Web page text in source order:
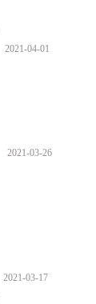
2021-04-01
2021-03-26
2021-03-17